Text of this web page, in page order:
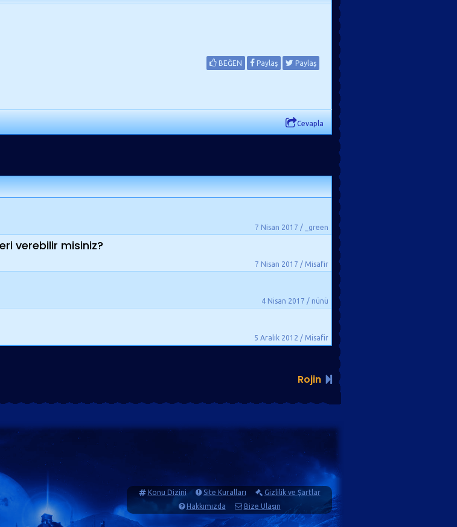
BEĞEN Paylaş Paylaş
Cevapla
7 Nisan 2017 / _green
verebilir misiniz?
7 Nisan 2017 / Misafir
4 Nisan 2017 / nünü
5 Aralık 2012 / Misafir
Rojin
Konu Dizini Site Kuralları
Gizlilik ve Şartlar
Hakkımızda
Bize Ulaşın